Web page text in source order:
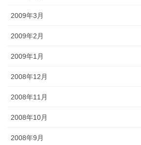
2009年3月
2009年2月
2009年1月
2008年12月
2008年11月
2008年10月
2008年9月